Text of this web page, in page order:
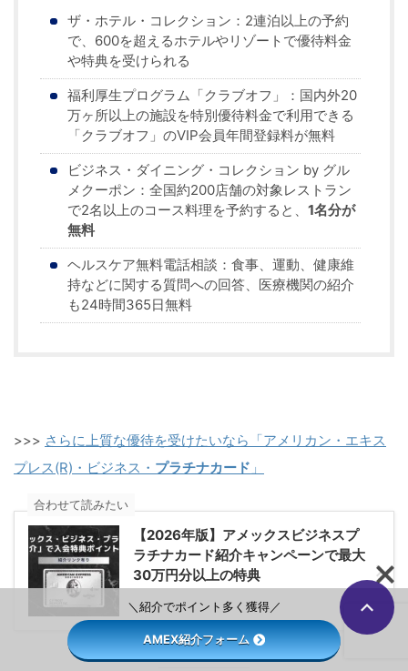
ザ・ホテル・コレクション：2連泊以上の予約
で、600を超えるホテルやリゾートで優待料金
や特典を受けられる
福利厚生プログラム「クラブオフ」：国内外20
万ヶ所以上の施設を特別優待料金で利用できる
「クラブオフ」のVIP会員年間登録料が無料
ビジネス・ダイニング・コレクション by グル
メクーポン：全国約200店舗の対象レストラン
で2名以上のコース料理を予約すると、 1名分が
無料
ヘルスケア無料電話相談：食事、運動、健康維
持などに関する質問への回答、医療機関の紹介
も24時間365日無料
>>> さらに上質な優待を受けたいなら「アメリカン・エキス
プレス(R)・ビジネス・ プラチナカード 」
【2026年版】アメックスビジネスプ
ラチナカード紹介キャンペーンで最大
30万円分以上の特典
合わせて読みたい
＼紹介でポイント多く獲得／
AMEX紹介フォーム